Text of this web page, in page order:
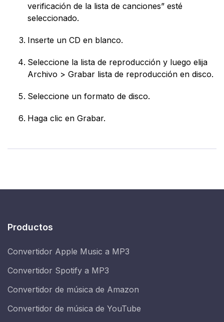
verificación de la lista de canciones” esté
seleccionado.
Inserte un CD en blanco.
Seleccione la lista de reproducción y luego elija
Archivo > Grabar lista de reproducción en disco.
Seleccione un formato de disco.
Haga clic en Grabar.
Productos
Convertidor Apple Music a MP3
Convertidor Spotify a MP3
Convertidor de música de Amazon
Convertidor de música de YouTube